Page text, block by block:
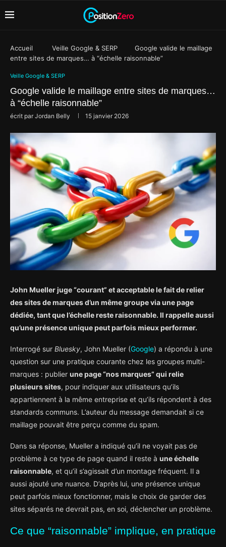
Accueil Veille Google & SERP
Google valide le maillage
entre sites de marques… à “échelle raisonnable”
Veille Google & SERP
Google valide le maillage entre sites de marques…
à “échelle raisonnable”
écrit parJordan Belly 15 janvier 2026
John Mueller juge “courant” et acceptable le fait de relier
des sites de marques d’un même groupe via une page
dédiée, tant que l’échelle reste raisonnable. Il rappelle aussi
qu’une présence unique peut parfois mieux performer.
Interrogé sur Bluesky, John Mueller (Google) a répondu à une
question sur une pratique courante chez les groupes multi-
marques : publier une page “nos marques” qui relie
plusieurs sites, pour indiquer aux utilisateurs qu’ils
appartiennent à la même entreprise et qu’ils répondent à des
standards communs. L’auteur du message demandait si ce
maillage pouvait être perçu comme du spam.
Dans sa réponse, Mueller a indiqué qu’il ne voyait pas de
problème à ce type de page quand il reste à une échelle
raisonnable, et qu’il s’agissait d’un montage fréquent. Il a
aussi ajouté une nuance. D’après lui, une présence unique
peut parfois mieux fonctionner, mais le choix de garder des
sites séparés ne devrait pas, en soi, déclencher un problème.
Ce que “raisonnable” implique, en pratique